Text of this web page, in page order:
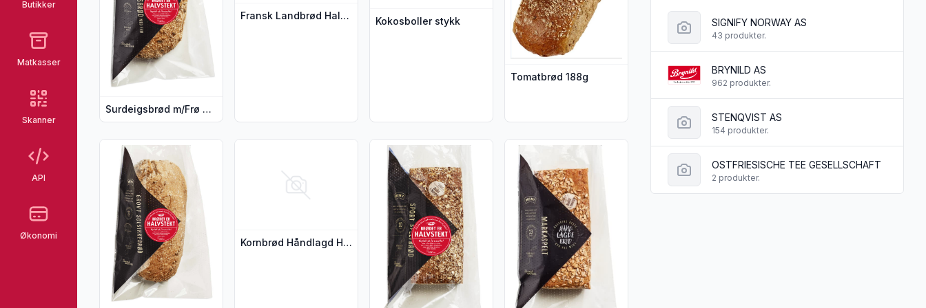
Butikker
Matkasser
Skanner
API
Økonomi
Surdeigsbrød m/Frø Halvstekt 780g Håndlagd
Fransk Landbrød Halvstekt Kokosboller stykk
Tomatbrød 188g
Vis flere detaljer for produktet "Grovt Solsikkebrød Halvstekt 830g Håndlagd"
Kornbrød Håndlagd Halvstekt
Vis flere detaljer for produktet "Kornbrød Håndlagd Halvstekt"
Vis flere detaljer for produktet "Sport Speltbrød Halvstekt 780g Håndlagd"
Vis flere detaljer for produktet "Markaspelt 710g Håndlagd"
SIGNIFY NORWAY AS
43 produkter.
BRYNILD AS
962 produkter.
STENQVIST AS
154 produkter.
OSTFRIESISCHE TEE GESELLSCHAFT
2 produkter.